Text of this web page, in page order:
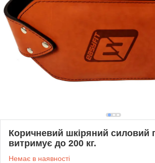
Коричневий шкіряний силовий
витримує до 200 кг.
Немає в наявності